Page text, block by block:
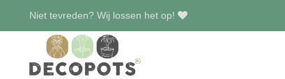
Niet tevreden? Wij lossen het op!